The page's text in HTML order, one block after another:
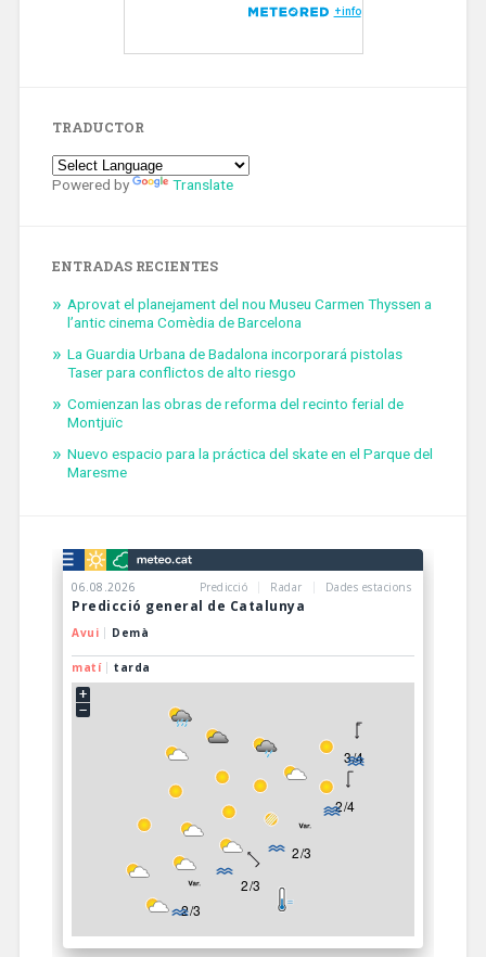
TRADUCTOR
Powered by Translate
ENTRADAS RECIENTES
Aprovat el planejament del nou Museu Carmen Thyssen a
l’antic cinema Comèdia de Barcelona
La Guardia Urbana de Badalona incorporará pistolas
Taser para conflictos de alto riesgo
Comienzan las obras de reforma del recinto ferial de
Montjuïc
Nuevo espacio para la práctica del skate en el Parque del
Maresme